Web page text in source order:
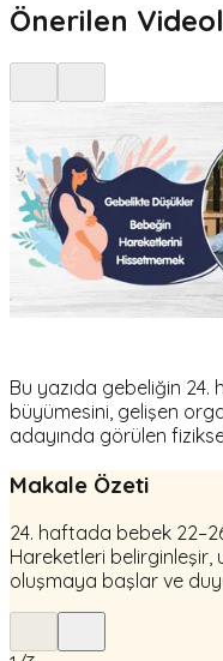
Önerilen
Bu yazıda gebeliğin 24.
büyümesini, gelişen
adayında görülen
Makale Özeti
24. haftada bebek
Hareketleri belirginleşir,
oluşmaya başlar ve